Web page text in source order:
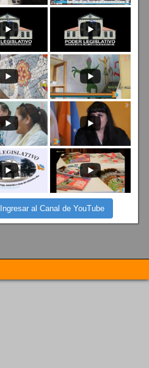
Ingresar al Canal de YouTube